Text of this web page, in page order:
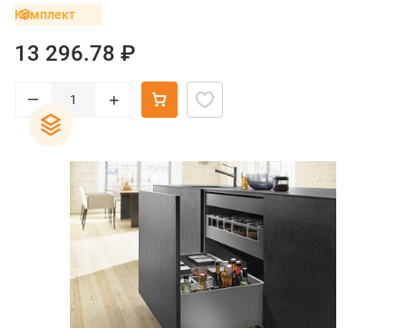
серый
Комплект
13 296.78 ₽
– +